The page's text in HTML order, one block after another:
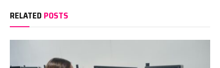
RELATED POSTS